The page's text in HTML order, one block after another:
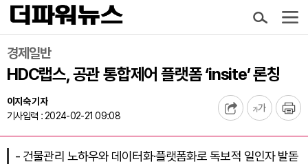
경제일반
HDC랩스, 공관 통합제어 플랫폼 ‘insite’ 론칭
이지숙 기자
기사입력 : 2024-02-21 09:08
- 건물관리 노하우와 데이터화·플랫폼화로 독보적 일인자 발돋